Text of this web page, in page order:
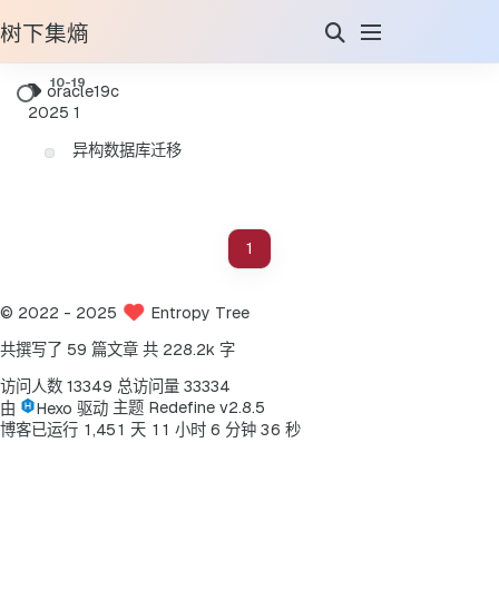
树下集熵
oracle19c
2025 1
异构数据库迁移
1
© 2022 - 2025 Entropy Tree
共撰写了 59 篇文章 共 228.2k 字
访问人数 13349 总访问量 33334
由
Hexo 驱动 主题 Redefine v2.8.5
博客已运行 1 ,451 天 1 1 小时 6 分钟 36 秒